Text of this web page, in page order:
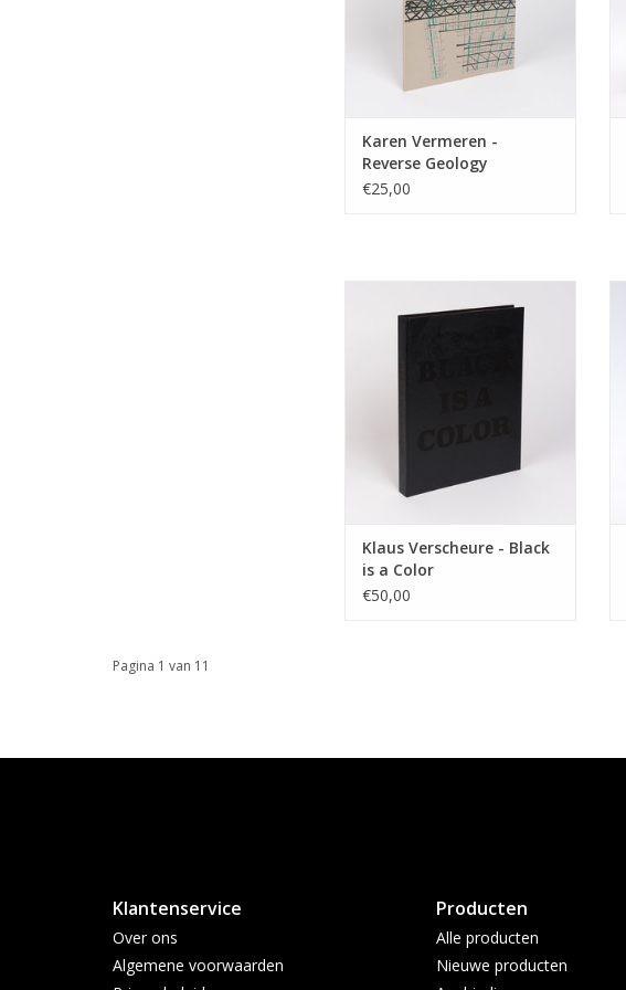
Karen Vermeren -
Reverse Geology
€25,00
Color
TOEVOEGEN AAN WINKELWAGEN
Klaus Verscheure - Black
is a Color
€50,00
Pagina 1 van 11
Klantenservice
Over ons
Algemene voorwaarden
Producten
Alle producten
Nieuwe producten